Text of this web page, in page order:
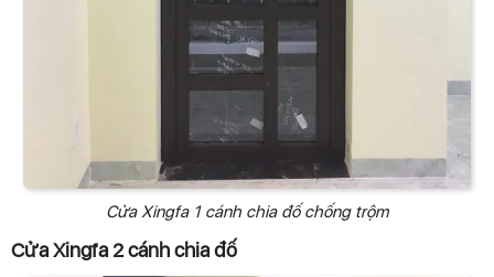
Cửa Xingfa 1 cánh chia đố chống trộm
Cửa Xingfa 2 cánh chia đố